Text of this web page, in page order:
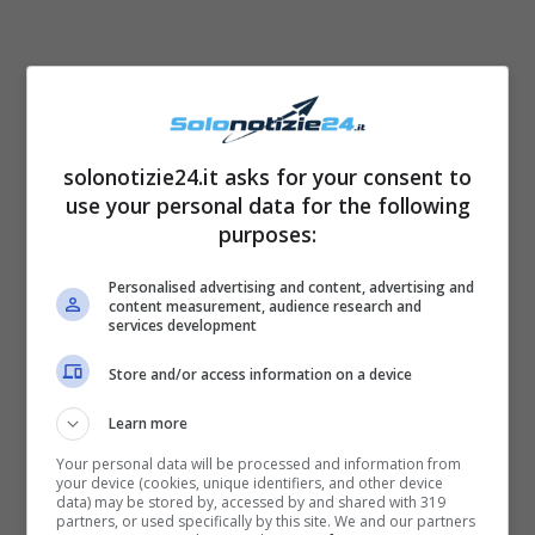
Fisico snello e slanciato come tutte le
ballerine, la bellissima e talentuosa ragazza
ha anche un sorriso mozzafiato e un
carattere determinato. Stiamo parlando della
bellissima Klaudia Pepa che ha tantissimi
follower e fan anche in Italia e non solo in
Albania. La notizia è stata data proprio sulla
pagina Instagram della trasmissione che in
Albania va in onda con il nome “Dance with
me”. Da allieva, a professionista ballerina e poi
finalmente la scalata fino a diventare giudice
solonotizie24.it asks for your consent to
use your personal data for the following
purposes:
Personalised advertising and content, advertising and
content measurement, audience research and
services development
Store and/or access information on a device
Learn more
Your personal data will be processed and information from
your device (cookies, unique identifiers, and other device
data) may be stored by, accessed by and shared with 319
partners, or used specifically by this site. We and our partners